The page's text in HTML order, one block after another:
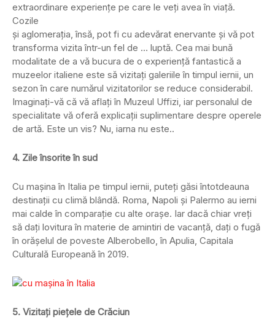
extraordinare experienţe pe care le veţi avea în viaţă.
Cozile
şi aglomeraţia, însă, pot fi cu adevărat enervante şi vă pot
transforma vizita într-un fel de … luptă. Cea mai bună
modalitate de a vă bucura de o experienţă fantastică a
muzeelor italiene este să vizitaţi galeriile în timpul iernii, un
sezon în care numărul vizitatorilor se reduce considerabil.
Imaginaţi-vă că vă aflaţi în Muzeul Uffizi, iar personalul de
specialitate vă oferă explicaţii suplimentare despre operele
de artă. Este un vis? Nu, iarna nu este..
4. Zile însorite în sud
Cu maşina în Italia pe timpul iernii, puteţi găsi întotdeauna
destinaţii cu climă blândă. Roma, Napoli şi Palermo au ierni
mai calde în comparaţie cu alte oraşe. Iar dacă chiar vreţi
să daţi lovitura în materie de amintiri de vacanţă, daţi o fugă
în orăşelul de poveste Alberobello, în Apulia, Capitala
Culturală Europeană în 2019.
5. Vizitaţi pieţele de Crăciun